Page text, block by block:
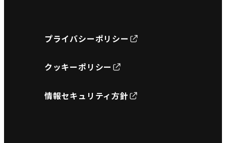
プライバシーポリシー
クッキーポリシー
情報セキュリティ方針